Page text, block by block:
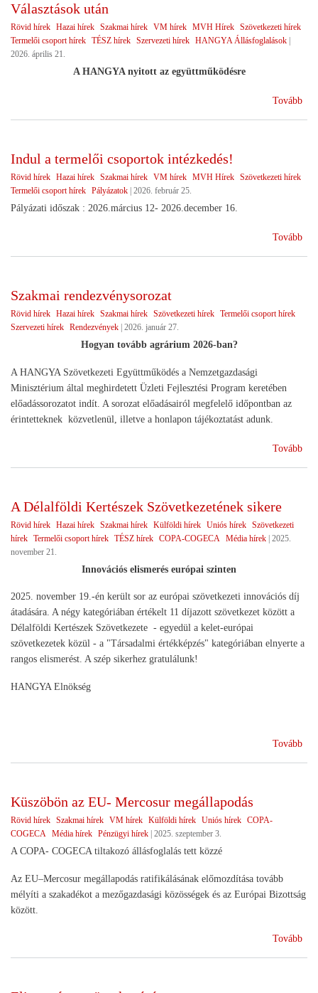
Választások után
Rövid hírek Hazai hírek Szakmai hírek VM hírek MVH Hírek Szövetkezeti hírek
Termelői csoport hírek TÉSZ hírek Szervezeti hírek HANGYA Állásfoglalások
2026. április 21.
A HANGYA nyitott az együttműködésre
Tovább
Indul a termelői csoportok intézkedés!
Rövid hírek Hazai hírek Szakmai hírek VM hírek MVH Hírek Szövetkezeti hírek
Termelői csoport hírek Pályázatok 2026. február 25.
Pályázati időszak : 2026.március 12- 2026.december 16.
Tovább
Szakmai rendezvénysorozat
Rövid hírek Hazai hírek Szakmai hírek Szövetkezeti hírek Termelői csoport hírek
Szervezeti hírek Rendezvények 2026. január 27.
Hogyan tovább agrárium 2026-ban?
A HANGYA Szövetkezeti Együttműködés a Nemzetgazdasági
Minisztérium által meghirdetett Üzleti Fejlesztési Program keretében
előadássorozatot indít. A sorozat előadásairól megfelelő időpontban az
érintetteknek közvetlenül, illetve a honlapon tájékoztatást adunk.
Tovább
A Délalföldi Kertészek Szövetkezetének sikere
Rövid hírek Hazai hírek Szakmai hírek Külföldi hírek Uniós hírek Szövetkezeti
hírek Termelői csoport hírek TÉSZ hírek COPA-COGECA Média hírek | 2025.
november 21.
Innovációs elismerés európai szinten
2025. november 19.-én került sor az európai szövetkezeti innovációs díj
átadására. A négy kategóriában értékelt 11 díjazott szövetkezet között a
Délalföldi Kertészek Szövetkezete - egyedül a kelet-európai
szövetkezetek közül - a "Társadalmi értékképzés" kategóriában elnyerte a
rangos elismerést. A szép sikerhez gratulálunk!
HANGYA Elnökség
Tovább
Küszöbön az EU- Mercosur megállapodás
Rövid hírek Szakmai hírek VM hírek Külföldi hírek Uniós hírek COPA-
COGECA
Média hírek Pénzügyi hírek | 2025. szeptember 3.
A COPA- COGECA tiltakozó állásfoglalás tett közzé
Az EU–Mercosur megállapodás ratifikálásának előmozdítása tovább
mélyíti a szakadékot a mezőgazdasági közösségek és az Európai Bizottság
között.
Tovább